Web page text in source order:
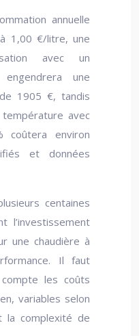
annuelle
1,00 €/litre, une
avec un
une
1905 €, tandis
température avec
coûtera environ
et données
centaines
l’investissement
une chaudière à
Il faut
les coûts
variables selon
la complexité de